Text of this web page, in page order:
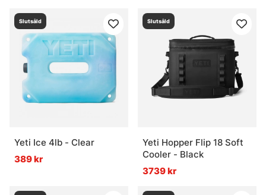
Slutsåld
Yeti Ice 4lb - Clear
389 kr
Slutsåld
Yeti Hopper Flip 18 Soft
Cooler - Black
3739 kr